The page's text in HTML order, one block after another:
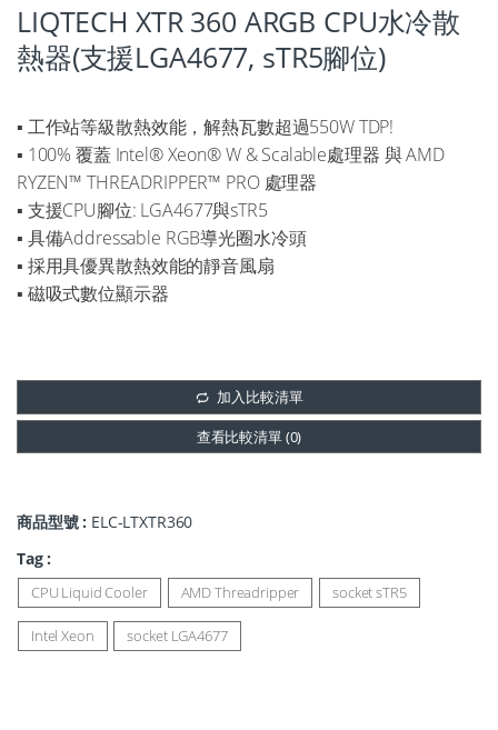
LIQTECH XTR 360 ARGB CPU水冷散
熱器(支援LGA4677, sTR5腳位)
▪ 工作站等級散熱效能，解熱瓦數超過550W TDP!
▪ 100% 覆蓋 Intel® Xeon® W & Scalable處理器 與 AMD
RYZEN™ THREADRIPPER™ PRO 處理器
▪ 支援CPU腳位: LGA4677與sTR5
▪ 具備Addressable RGB導光圈水冷頭
▪ 採用具優異散熱效能的靜音風扇
▪ 磁吸式數位顯示器
加入比較清單
查看比較清單 (0)
商品型號 : ELC-LTXTR360
Tag :
CPU Liquid Cooler AMD Threadripper socket sTR5
Intel Xeon socket LGA4677